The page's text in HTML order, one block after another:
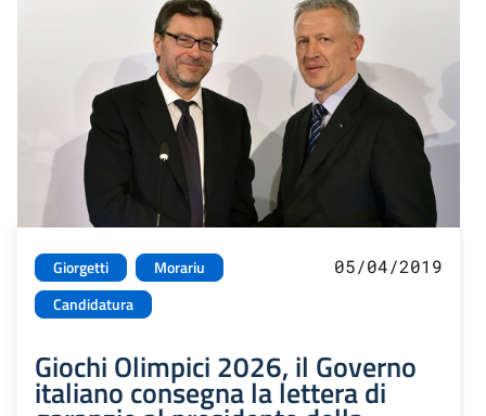
Giorgetti
Morariu
Candidatura
05/04/2019
Giochi Olimpici 2026, il Governo
italiano consegna la lettera di